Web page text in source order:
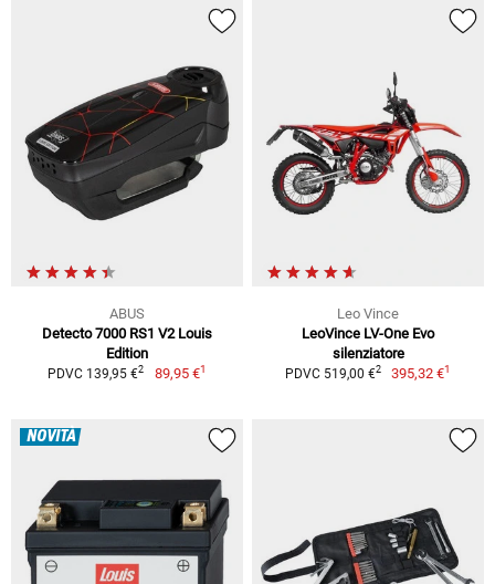
ABUS
Detecto 7000 RS1 V2 Louis
Edition
PDVC 139,95 €2 89,95 €1
Leo Vince
LeoVince LV-One Evo
silenziatore
PDVC 519,00 €2 395,32 €1
NOVITÀ